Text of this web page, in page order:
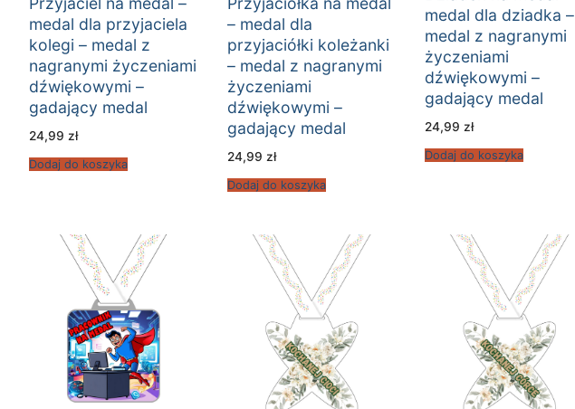
medal dla przyjaciela
kolegi – medal z
nagranymi życzeniami
dźwiękowymi –
gadający medal
24,99 zł
Dodaj do koszyka
– medal dla
przyjaciółki koleżanki
– medal z nagranymi
życzeniami
dźwiękowymi –
gadający medal
24,99 zł
Dodaj do koszyka
medal dla dziadka –
medal z nagranymi
życzeniami
dźwiękowymi –
gadający medal
24,99 zł
Dodaj do koszyka